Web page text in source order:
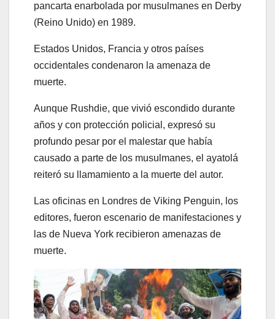
pancarta enarbolada por musulmanes en Derby
(Reino Unido) en 1989.
Estados Unidos, Francia y otros países
occidentales condenaron la amenaza de
muerte.
Aunque Rushdie, que vivió escondido durante
años y con protección policial, expresó su
profundo pesar por el malestar que había
causado a parte de los musulmanes, el ayatolá
reiteró su llamamiento a la muerte del autor.
Las oficinas en Londres de Viking Penguin, los
editores, fueron escenario de manifestaciones y
las de Nueva York recibieron amenazas de
muerte.